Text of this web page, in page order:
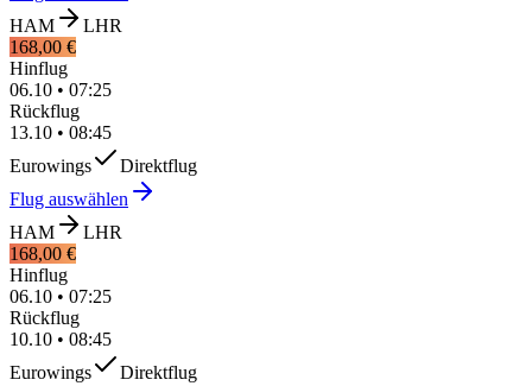
HAM
LHR
168,00 €
Hinflug
06.10 • 07:25
Rückflug
13.10 • 08:45
Eurowings
Direktflug
Flug auswählen
HAM
LHR
168,00 €
Hinflug
06.10 • 07:25
Rückflug
10.10 • 08:45
Eurowings
Direktflug